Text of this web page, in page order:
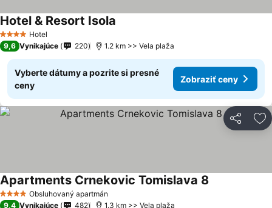
4 Počet hviezdičiek
Hotel
Hotel & Resort Isola
9,6 Vynikajúce 220 1.2 km >> Vela plaža
Vyberte dátumy a pozrite si presné
ceny
Zobraziť ceny
Zdieľať
4 Počet hviezdičiek
Obsluhovaný apartmán
Apartments Crnekovic Tomislava 8
9,4 Vynikajúce 482 1.3 km >> Vela plaža